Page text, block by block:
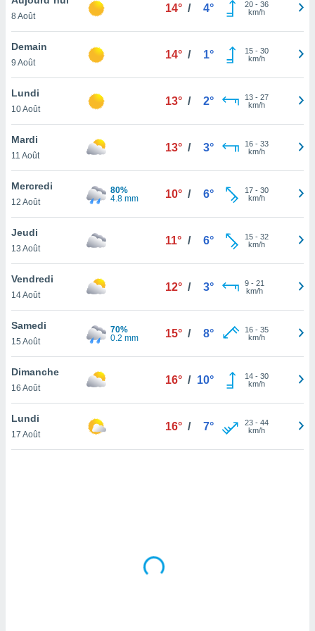
et
»,
au
vous
qu'ils
ou
le
ainsi
un
la
du
en
de
8 Août
14° / 4° 20- 36
km/h
Demain
9 Août
14° / 1° 15- 30
km/h
Lundi
10 Août
13° / 2° 13- 27
km/h
Mardi
11 Août
13° / 3° 16- 33
km/h
Mercredi
12 Août
80%
4.8 mm
10° / 6° 17- 30
km/h
Jeudi
13 Août
11° / 6° 15- 32
km/h
Vendredi
14 Août
12° / 3° 9- 21
km/h
Samedi
15 Août
70%
0.2 mm
15° / 8° 16- 35
km/h
Dimanche
16 Août
16° / 10° 14- 30
km/h
Lundi
17 Août
16° / 7° 23- 44
km/h